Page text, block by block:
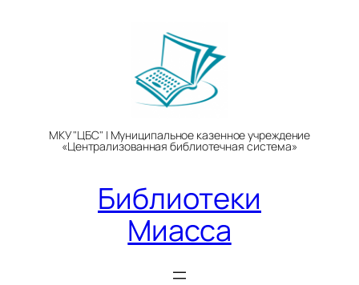
МКУ "ЦБС" | Муниципальное казенное учреждение
«Централизованная библиотечная система»
Библиотеки
Миасса